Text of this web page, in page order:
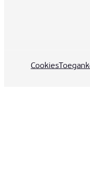
Cookies